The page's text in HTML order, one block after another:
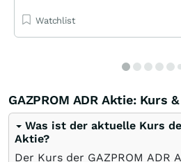
Watchlist
GAZPROM ADR Aktie: Kurs
Was ist der aktuelle Kurs
Aktie?
Der Kurs der GAZPROM ADR